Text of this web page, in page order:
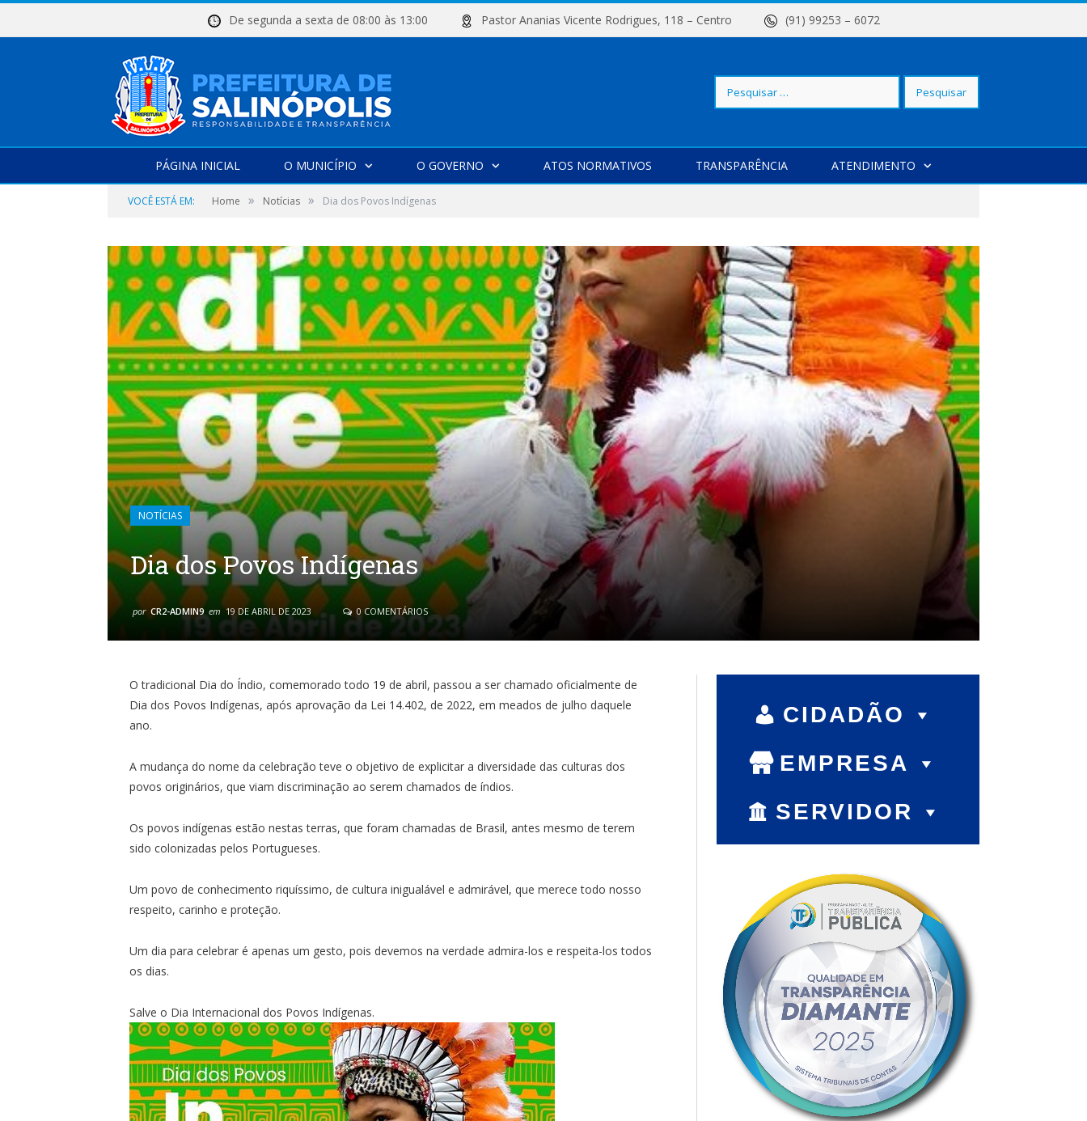
De segunda a sexta de 08:00 às 13:00 Pastor Ananias Vicente Rodrigues, 118 – Centro (91) 99253 – 6072
Pesquisar
PÁGINA INICIAL O MUNICÍPIO O GOVERNO ATOS NORMATIVOS TRANSPARÊNCIA ATENDIMENTO
VOCÊ ESTÁ EM: Home » Notícias » Dia dos Povos Indígenas
NOTÍCIAS
Dia dos Povos Indígenas
por CR2-ADMIN9 em 19 DE ABRIL DE 2023 0 COMENTÁRIOS
O tradicional Dia do Índio, comemorado todo 19 de abril, passou a ser chamado oficialmente de
Dia dos Povos Indígenas, após aprovação da Lei 14.402, de 2022, em meados de julho daquele
ano.
A mudança do nome da celebração teve o objetivo de explicitar a diversidade das culturas dos
povos originários, que viam discriminação ao serem chamados de índios.
Os povos indígenas estão nestas terras, que foram chamadas de Brasil, antes mesmo de terem
sido colonizadas pelos Portugueses.
Um povo de conhecimento riquíssimo, de cultura inigualável e admirável, que merece todo nosso
respeito, carinho e proteção.
Um dia para celebrar é apenas um gesto, pois devemos na verdade admira-los e respeita-los todos
os dias.
Salve o Dia Internacional dos Povos Indígenas.
CIDADÃO
EMPRESA
SERVIDOR